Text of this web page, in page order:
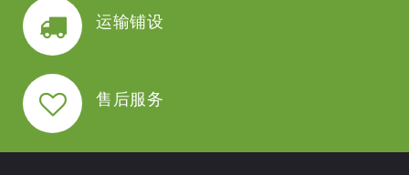
运输铺设
售后服务